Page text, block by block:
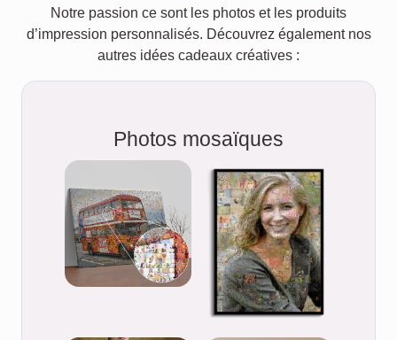
Notre passion ce sont les photos et les produits
d’impression personnalisés. Découvrez également nos
autres idées cadeaux créatives :
Photos mosaïques